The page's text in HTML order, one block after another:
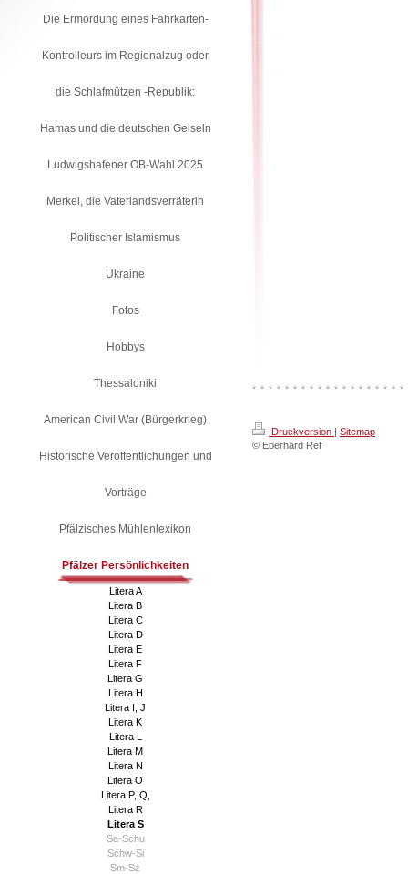
Druckversion | Sitemap
© Eberhard Ref
Die Ermordung eines Fahrkarten-
Kontrolleurs im Regionalzug oder
die Schlafmützen -Republik:
Hamas und die deutschen Geiseln
Ludwigshafener OB-Wahl 2025
Merkel, die Vaterlandsverräterin
Politischer Islamismus
Ukraine
Fotos
Hobbys
Thessaloniki
American Civil War (Bürgerkrieg)
Historische Veröffentlichungen und
Vorträge
Pfälzisches Mühlenlexikon
Pfälzer Persönlichkeiten
Litera A
Litera B
Litera C
Litera D
Litera E
Litera F
Litera G
Litera H
Litera I, J
Litera K
Litera L
Litera M
Litera N
Litera O
Litera P, Q,
Litera R
Litera S
Sa-Schu
Schw-Si
Sm-Sz